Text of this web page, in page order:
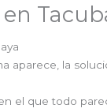
aparece, la
el que todo